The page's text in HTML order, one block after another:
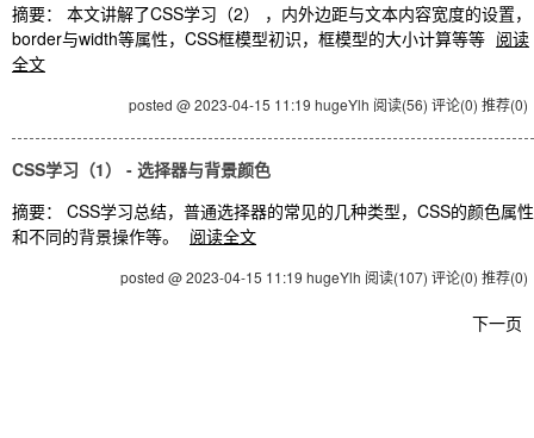
摘要： 本文讲解了CSS学习（2） ，内外边距与文本内容宽度的设置，
border与width等属性，CSS框模型初识，框模型的大小计算等等 阅读
全文
posted @ 2023-04-15 11:19 hugeYlh 阅读(56) 评论(0) 推荐(0)
CSS学习（1） - 选择器与背景颜色
摘要： CSS学习总结，普通选择器的常见的几种类型，CSS的颜色属性
和不同的背景操作等。
阅读全文
posted @ 2023-04-15 11:19 hugeYlh 阅读(107) 评论(0) 推荐(0)
下一页